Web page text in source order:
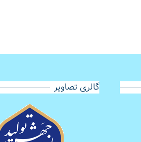
گالری تصاویر